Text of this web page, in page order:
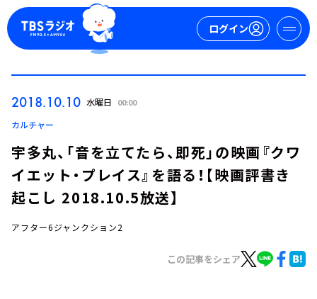
ログイン
2018.10.10 水曜日 00:00
カルチャー
宇多丸、「音を立てたら、即死」の映画『クワ
イエット・プレイス』を語る！【映画評書き
起こし 2018.10.5放送】
アフター6ジャンクション2
この記事をシェア